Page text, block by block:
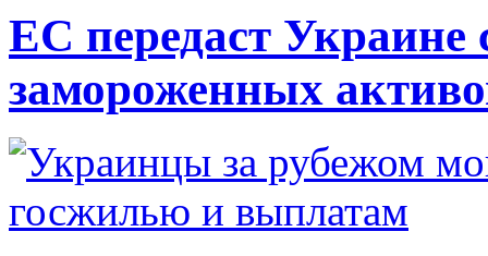
ЕС передаст Украине
замороженных